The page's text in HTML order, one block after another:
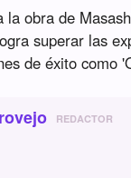
la obra de
superar las
de éxito como
REDACTOR